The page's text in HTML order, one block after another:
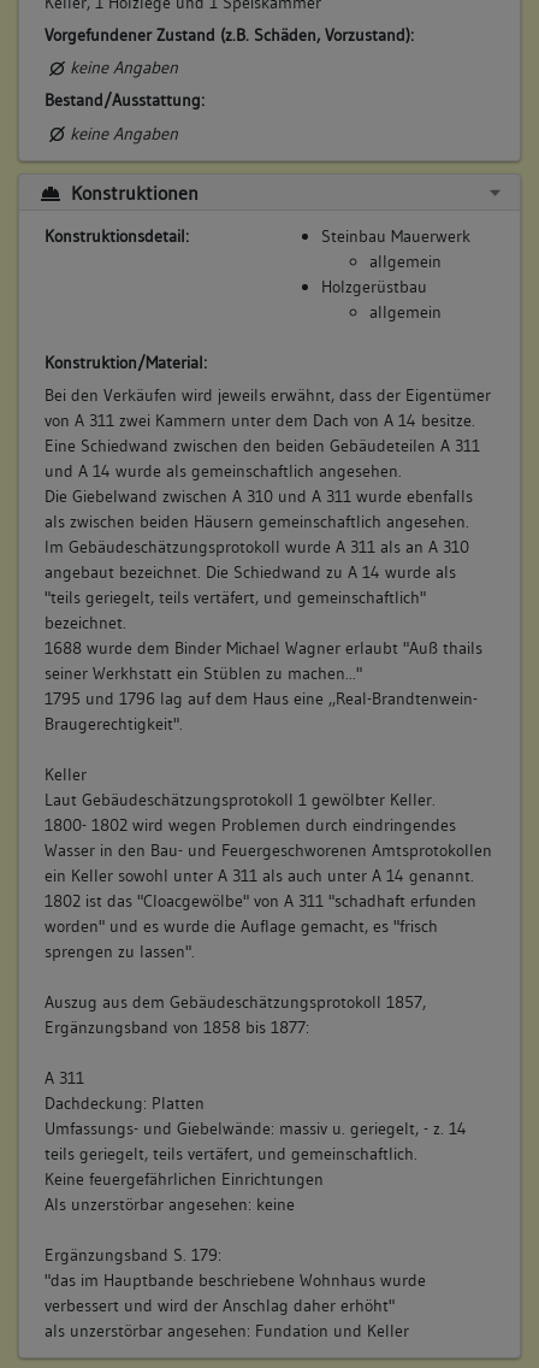
Vorgefundener Zustand (z.B. Schäden, Vorzustand):
keine Angaben
Bestand/Ausstattung:
keine Angaben
Konstruktionen
Konstruktionsdetail:
Steinbau Mauerwerk
allgemein
Holzgerüstbau
allgemein
Konstruktion/Material:
Bei den Verkäufen wird jeweils erwähnt, dass der Eigentümer
von A 311 zwei Kammern unter dem Dach von A 14 besitze.
Eine Schiedwand zwischen den beiden Gebäudeteilen A 311
und A 14 wurde als gemeinschaftlich angesehen.
Die Giebelwand zwischen A 310 und A 311 wurde ebenfalls
als zwischen beiden Häusern gemeinschaftlich angesehen.
Im Gebäudeschätzungsprotokoll wurde A 311 als an A 310
angebaut bezeichnet. Die Schiedwand zu A 14 wurde als
"teils geriegelt, teils vertäfert, und gemeinschaftlich"
bezeichnet.
1688 wurde dem Binder Michael Wagner erlaubt "Auß thails
seiner Werkhstatt ein Stüblen zu machen..."
1795 und 1796 lag auf dem Haus eine ,,Real-Brandtenwein-
Braugerechtigkeit".
Keller
Laut Gebäudeschätzungsprotokoll 1 gewölbter Keller.
1800- 1802 wird wegen Problemen durch eindringendes
Wasser in den Bau- und Feuergeschworenen Amtsprotokollen
ein Keller sowohl unter A 311 als auch unter A 14 genannt.
1802 ist das "Cloacgewölbe" von A 311 "schadhaft erfunden
worden" und es wurde die Auflage gemacht, es "frisch
sprengen zu lassen".
Auszug aus dem Gebäudeschätzungsprotokoll 1857,
Ergänzungsband von 1858 bis 1877:
A 311
Dachdeckung: Platten
Umfassungs- und Giebelwände: massiv u. geriegelt, - z. 14
teils geriegelt, teils vertäfert, und gemeinschaftlich.
Keine feuergefährlichen Einrichtungen
Als unzerstörbar angesehen: keine
Ergänzungsband S. 179:
"das im Hauptbande beschriebene Wohnhaus wurde
verbessert und wird der Anschlag daher erhöht"
als unzerstörbar angesehen: Fundation und Keller